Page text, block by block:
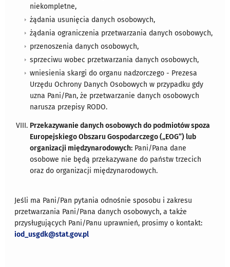
niekompletne,
żądania usunięcia danych osobowych,
żądania ograniczenia przetwarzania danych osobowych,
przenoszenia danych osobowych,
sprzeciwu wobec przetwarzania danych osobowych,
wniesienia skargi do organu nadzorczego - Prezesa
Urzędu Ochrony Danych Osobowych w przypadku gdy
uzna Pani/Pan, że przetwarzanie danych osobowych
narusza przepisy RODO.
Przekazywanie danych osobowych do podmiotów spoza
Europejskiego Obszaru Gospodarczego („EOG”) lub
organizacji międzynarodowych: Pani/Pana dane
osobowe nie będą przekazywane do państw trzecich
oraz do organizacji międzynarodowych.
Jeśli ma Pani/Pan pytania odnośnie sposobu i zakresu
przetwarzania Pani/Pana danych osobowych, a także
przysługujących Pani/Panu uprawnień, prosimy o kontakt:
iod_usgdk@stat.gov.pl